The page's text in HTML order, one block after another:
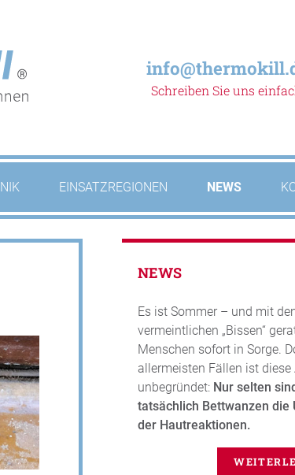
Schreiben Sie uns
EINSATZREGIONEN NEWS
NEWS
Es ist Sommer – und mit
vermeintlichen „Bissen“
Menschen sofort in Sorge.
allermeisten Fällen ist diese
unbegründet: Nur selten
tatsächlich Bettwanzen die
der Hautreaktionen.